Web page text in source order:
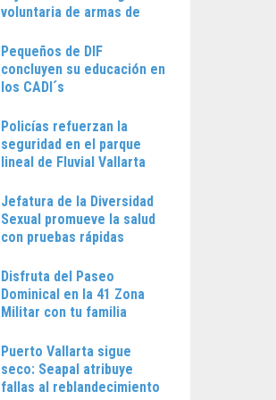
voluntaria de armas de
Pequeños de DIF
concluyen su educación en
los CADI´s
Policías refuerzan la
seguridad en el parque
lineal de Fluvial Vallarta
Jefatura de la Diversidad
Sexual promueve la salud
con pruebas rápidas
Disfruta del Paseo
Dominical en la 41 Zona
Militar con tu familia
Puerto Vallarta sigue
seco: Seapal atribuye
fallas al reblandecimiento